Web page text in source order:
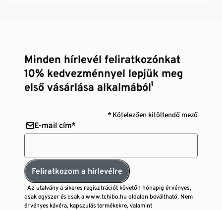
Minden hírlevél feliratkozónkat
10% kedvezménnyel lepjük meg
első vásárlása alkalmából¹
* Kötelezően kitöltendő mező
E-mail cím*
Feliratkozom a hírlevélre
¹ Az utalvány a sikeres regisztrációt követő 1 hónapig érvényes,
csak egyszer és csak a www.tchibo.hu oldalon beváltható. Nem
érvényes kávéra, kapszulás termékekre, valamint